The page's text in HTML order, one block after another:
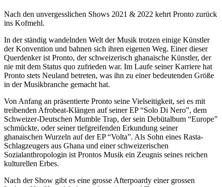
Nach den unvergesslichen Shows 2021 & 2022 kehrt Pronto zurück
ins Kofmehl.
In der ständig wandelnden Welt der Musik trotzen einige Künstler
der Konvention und bahnen sich ihren eigenen Weg. Einer dieser
Querdenker ist Pronto, der schweizerisch ghanaische Künstler, der
nie mit dem Status quo zufrieden war. Im Laufe seiner Karriere hat
Pronto stets Neuland betreten, was ihn zu einer bedeutenden Größe
in der Musikbranche gemacht hat.
Von Anfang an präsentierte Pronto seine Vielseitigkeit, sei es mit
treibenden Afrobeat-Klängen auf seiner EP “Solo Di Nero”, dem
Schweizer-Deutschen Mumble Trap, der sein Debütalbum “Europe”
schmückte, oder seiner tiefgreifenden Erkundung seiner
ghanaischen Wurzeln auf der EP “Volta”. Als Sohn eines Rasta-
Schlagzeugers aus Ghana und einer schweizerischen
Sozialanthropologin ist Prontos Musik ein Zeugnis seines reichen
kulturellen Erbes.
Nach der Show gibt es eine grosse Afterpoardy einer grossen